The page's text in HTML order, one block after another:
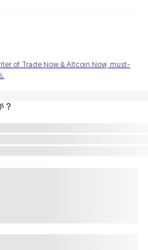
of Trade Now & Altcoin Now, must-
？